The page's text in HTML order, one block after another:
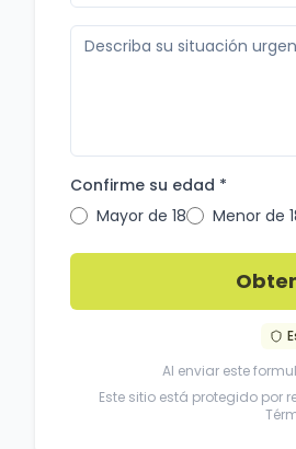
Confirme su edad *
Mayor de 18
Menor de
Al enviar este
Este sitio está protegido por